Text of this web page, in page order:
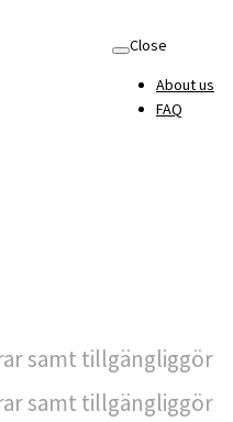
Close
About us
FAQ
samt tillgängliggör
samt tillgängliggör